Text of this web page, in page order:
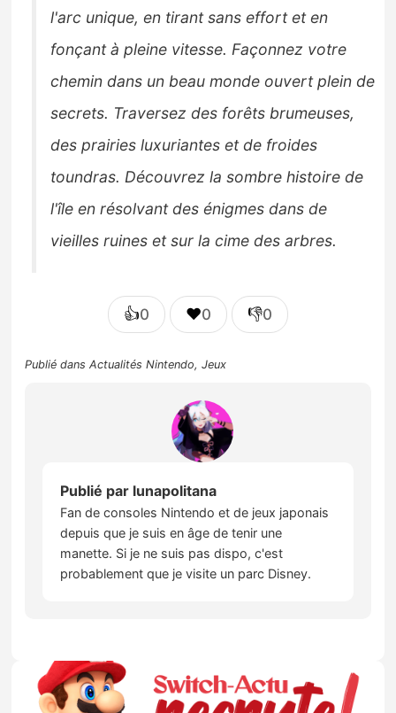
l'arc unique, en tirant sans effort et en
fonçant à pleine vitesse. Façonnez votre
chemin dans un beau monde ouvert plein de
secrets. Traversez des forêts brumeuses,
des prairies luxuriantes et de froides
toundras. Découvrez la sombre histoire de
l'île en résolvant des énigmes dans de
vieilles ruines et sur la cime des arbres.
👍0 ❤️0 👎0
Publié dansActualités Nintendo,Jeux
Publié par lunapolitana
Fan de consoles Nintendo et de jeux japonais
depuis que je suis en âge de tenir une
manette. Si je ne suis pas dispo, c'est
probablement que je visite un parc Disney.